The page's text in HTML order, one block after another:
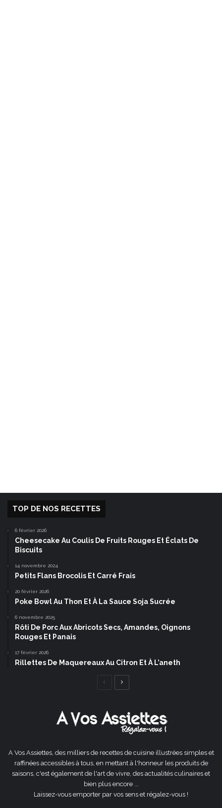
TOP DE NOS RECETTES
6 février 2026
Cheesecake Au Coulis De Fruits Rouges Et Éclats De
Biscuits
14 novembre 2024
Petits Flans Brocolis Et Carré Frais
20 février 2026
Poke Bowl Au Thon Et À La Sauce Soja Sucrée
6 novembre 2025
Rôti De Porc Aux Abricots Secs, Amandes, Oignons
Rouges Et Panais
17 février 2026
Rillettes De Maquereaux Au Citron Et À L’aneth
Page
A Vos Assiettes, des milliers de recettes de cuisine illustrées simples et
raffinées accessibles à tous, en mettant à l'honneur les produits de
saisons, c'est également de l'art de vivre, des actualités culinaires et
bien plus encore ...
Laissez-vous emporter par vos sens et régalez-vous !